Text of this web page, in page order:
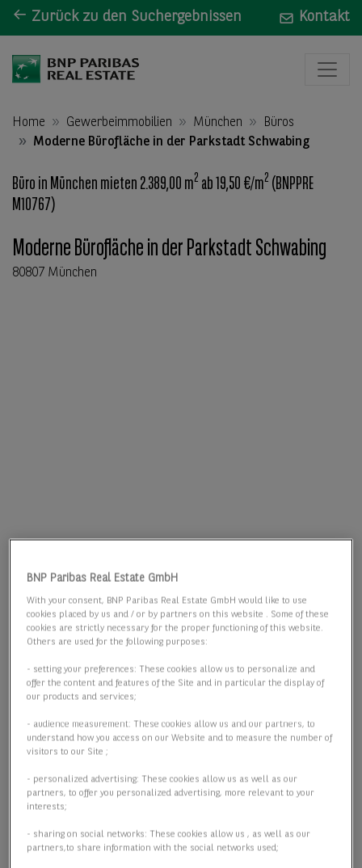
Zurück zu den Suchergebnissen Kontakt
Home Gewerbeimmobilien München
Büros
Moderne Bürofläche in der Parkstadt Schwabing
Büro in München mieten 2.389,00 m2 ab 19,50 €/m2 (BNPPRE
M10767)
Moderne Bürofläche in der Parkstadt Schwabing
80807 München
BNP Paribas Real Estate GmbH
With your consent, BNP Paribas Real Estate GmbH would like to use
cookies placed by us and / or by partners on this website . Some of these
cookies are strictly necessary for the proper functioning of this website.
Others are used for the following purposes:
- setting your preferences: These cookies allow us to personalize and
offer the content and features of the Site and in particular the display of
our products and services;
- audience measurement: These cookies allow us and our partners, to
understand how you access on our Website and to measure the number of
visitors to our Site ;
- personalized advertising: These cookies allow us as well as our
partners, to offer you personalized advertising, more relevant to your
interests;
- sharing on social networks: These cookies allow us , as well as our
partners,to share information with the social networks used;